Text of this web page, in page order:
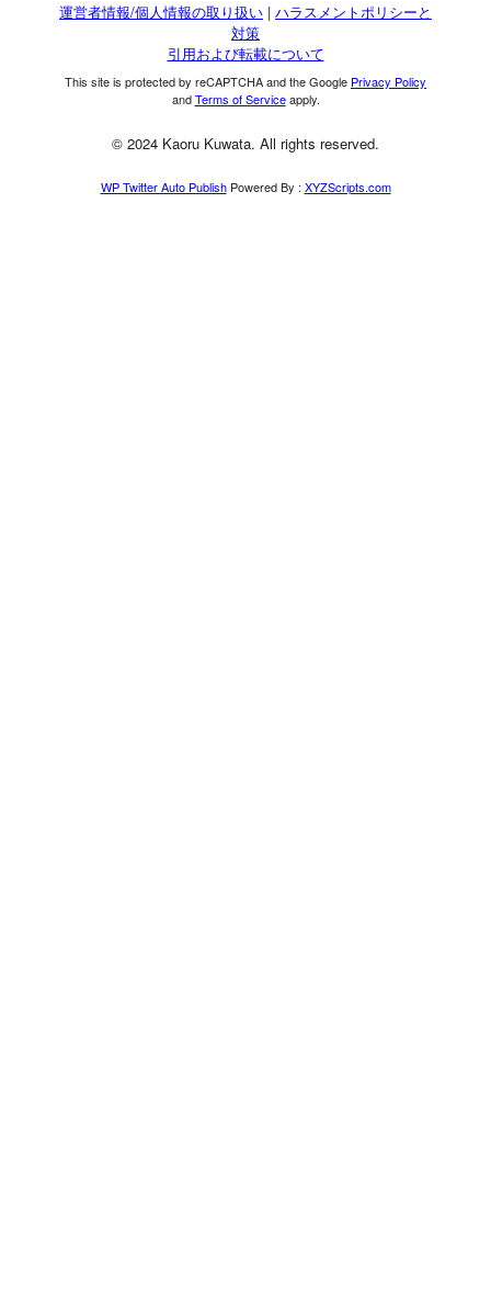
運営者情報/個人情報の取り扱い | ハラスメントポリシーと
対策
引用および転載について
This site is protected by reCAPTCHA and the Google Privacy Policy
andTerms of Serviceapply.
© 2024 Kaoru Kuwata. All rights reserved.
WP Twitter Auto PublishPowered By : XYZScripts.com